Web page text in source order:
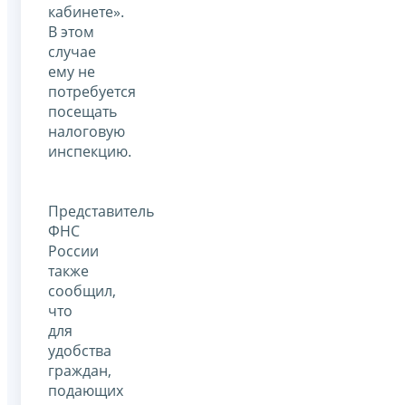
кабинете».
В этом
случае
ему не
потребуется
посещать
налоговую
инспекцию.
Представитель
ФНС
России
также
сообщил,
что
для
удобства
граждан,
подающих